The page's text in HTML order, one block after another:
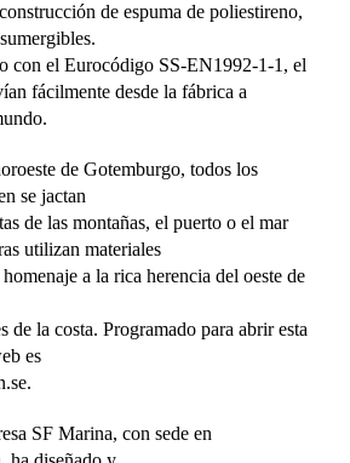
de espuma de poliestireno,
con el Eurocódigo SS-EN1992-1-1, el
fácilmente desde la fábrica a
de Gotemburgo, todos los
se jactan
de las montañas, el puerto o el mar
utilizan materiales
a la rica herencia del oeste de
de la costa. Programado para abrir esta
es
SF Marina, con sede en